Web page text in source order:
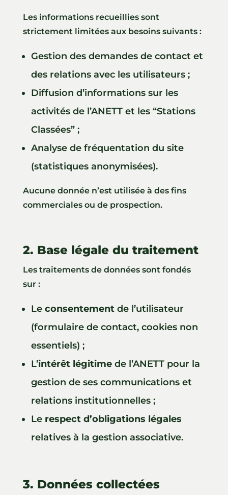
Les informations recueillies sont
strictement limitées aux besoins suivants :
Gestion des demandes de contact et
des relations avec les utilisateurs ;
Diffusion d’informations sur les
activités de l’ANETT et les “Stations
Classées” ;
Analyse de fréquentation du site
(statistiques anonymisées).
Aucune donnée n’est utilisée à des fins
commerciales ou de prospection.
2. Base légale du traitement
Les traitements de données sont fondés
sur :
Le consentementde l’utilisateur
(formulaire de contact, cookies non
essentiels) ;
L’intérêt légitimede l’ANETT pour la
gestion de ses communications et
relations institutionnelles ;
Le respect d’obligations légales
relatives à la gestion associative.
3. Données collectées